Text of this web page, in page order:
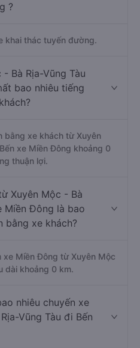
?
khai thác tuyến đường.
Bà Rịa-Vũng Tàu
bao nhiêu tiếng
bằng xe khách từ Xuyên
xe Miền Đông khoảng 0
thuận lợi.
Xuyên Mộc - Bà
Miền Đông là bao
bằng xe khách?
Miền Đông từ Xuyên Mộc
dài khoảng 0 km.
nhiêu chuyến xe
Vũng Tàu đi Bến